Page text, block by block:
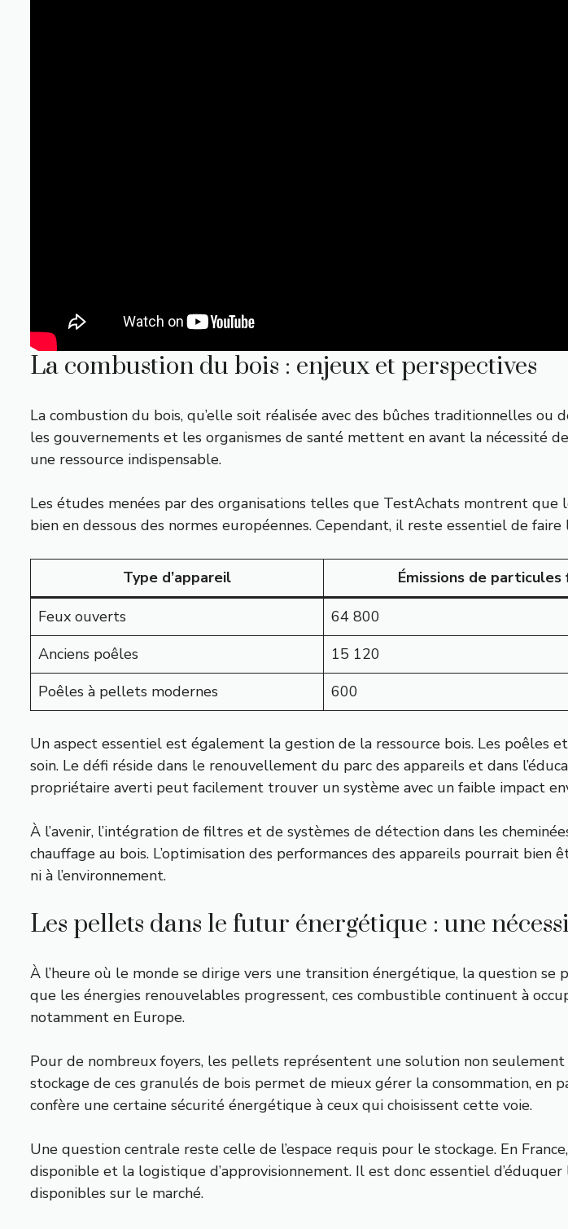
La combustion du bois : enjeux et perspectives
La combustion du bois, qu’elle soit réalisée avec des bûches traditionnelles
les gouvernements et les organismes de santé mettent en avant la nécessité
une ressource indispensable.
Les études menées par des organisations telles que TestAchats montrent
bien en dessous des normes européennes. Cependant, il reste essentiel de
Type d’appareil Émissions de particules
Feux ouverts
64 800
Anciens poêles
15 120
Poêles à pellets modernes
600
Un aspect essentiel est également la gestion de la ressource bois. Les
soin. Le défi réside dans le renouvellement du parc des appareils et dans
propriétaire averti peut facilement trouver un système avec un faible impact
À l’avenir, l’intégration de filtres et de systèmes de détection dans les
chauffage au bois. L’optimisation des performances des appareils pourrait
ni à l’environnement.
Les pellets dans le futur énergétique : une
À l’heure où le monde se dirige vers une transition énergétique, la question
que les énergies renouvelables progressent, ces combustible continuent à
notamment en Europe.
Pour de nombreux foyers, les pellets représentent une solution non
stockage de ces granulés de bois permet de mieux gérer la consommation, en
confère une certaine sécurité énergétique à ceux qui choisissent cette voie.
Une question centrale reste celle de l’espace requis pour le stockage. En
disponible et la logistique d’approvisionnement. Il est donc essentiel
disponibles sur le marché.